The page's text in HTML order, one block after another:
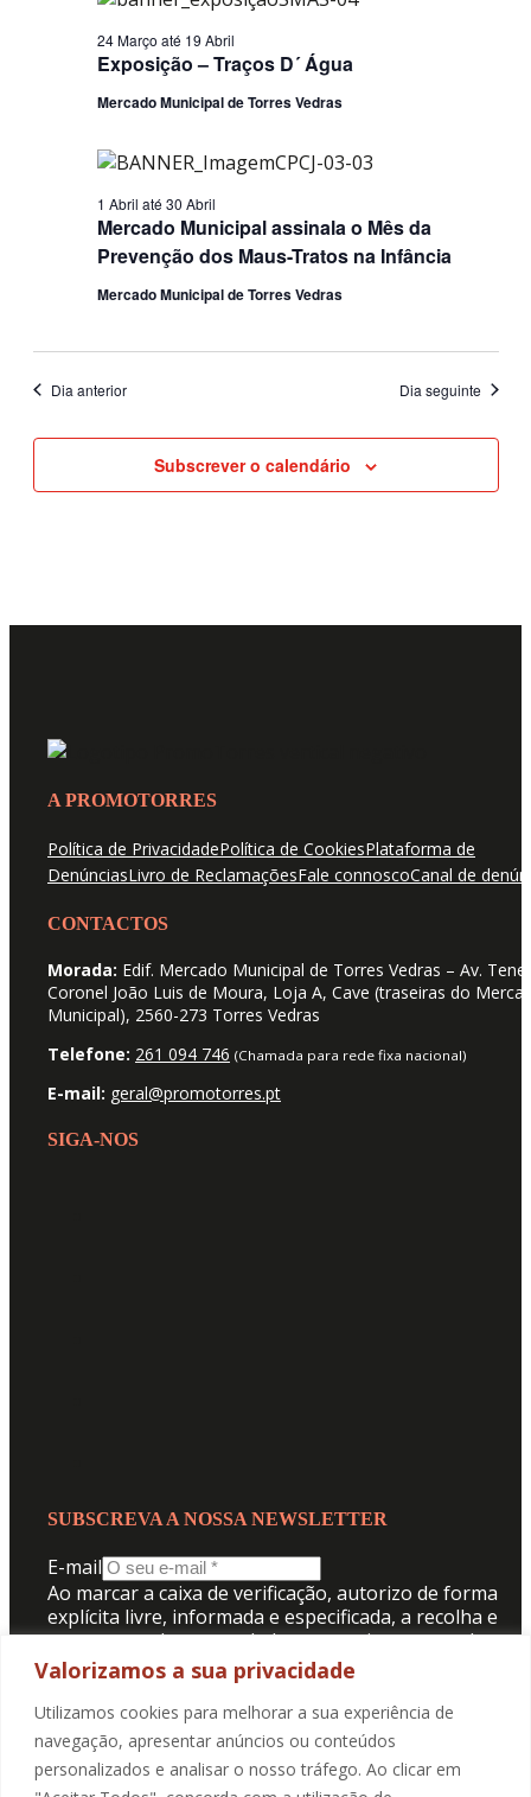
Valorizamos a sua privacidade
Utilizamos cookies para melhorar a sua experiência de
navegação, apresentar anúncios ou conteúdos
personalizados e analisar o nosso tráfego. Ao clicar em
Exposição – Traços D´ Água
24 Março até 19 Abril
Mercado Municipal de Torres Vedras
Mercado Municipal assinala o Mês da
Prevenção dos Maus-Tratos na Infância
1 Abril até 30 Abril
Mercado Municipal de Torres Vedras
Dia anterior Dia seguinte
Subscrever o calendário
A PROMOTORRES
Política de PrivacidadePolítica de CookiesPlataforma de
DenúnciasLivro de ReclamaçõesFale connoscoCanal de
CONTACTOS
Morada: Edif. Mercado Municipal de Torres Vedras – Av.
Coronel João Luis de Moura, Loja A, Cave (traseiras do
Municipal), 2560-273 Torres Vedras
Telefone: 261 094 746 (Chamada para rede fixa nacional)
E-mail: geral@promotorres.pt
SIGA-NOS
SUBSCREVA A NOSSA NEWSLETTER
E-mail
Ao marcar a caixa de verificação, autorizo de forma
explícita livre, informada e especificada, a recolha e
tratamento dos meus dados pessoais para receber
comunicação da Promotorres:
Aceito a Politica de Privacidade.
SUBMETER